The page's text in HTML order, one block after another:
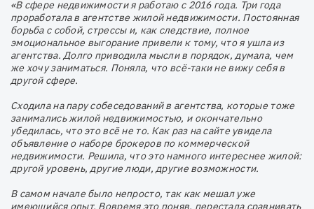
«В сфере недвижимости я работаю с 2016 года. Три года
проработала в агентстве жилой недвижимости. Постоянная
борьба с собой, стрессы и, как следствие, полное
эмоциональное выгорание привели к тому, что я ушла из
агентства. Долго приводила мысли в порядок, думала, чем
же хочу заниматься. Поняла, что всё-таки не вижу себя в
другой сфере. ⠀
Сходила на пару собеседований в агентства, которые тоже
занимались жилой недвижимостью, и окончательно
убедилась, что это всё не то. Как раз на сайте увидела
объявление о наборе брокеров по коммерческой
недвижимости. Решила, что это намного интереснее жилой:
другой уровень, другие люди, другие возможности. ⠀
В самом начале было непросто, так как мешал уже
имеющийся опыт. Вовремя это поняв, перестала сравнивать